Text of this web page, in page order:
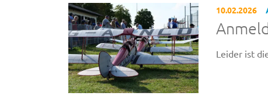
10.02.2026
Leider ist